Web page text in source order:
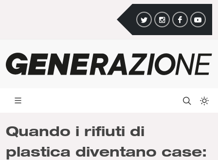
Quando i rifiuti di
plastica diventano case: